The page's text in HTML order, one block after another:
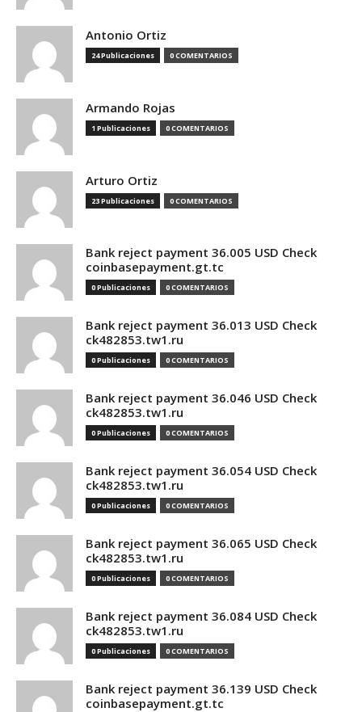
Antonio Ortiz
24 Publicaciones 0 COMENTARIOS
Armando Rojas
1 Publicaciones 0 COMENTARIOS
Arturo Ortiz
23 Publicaciones 0 COMENTARIOS
Bank reject payment 36.005 USD Check
coinbasepayment.gt.tc
0 Publicaciones 0 COMENTARIOS
Bank reject payment 36.013 USD Check
ck482853.tw1.ru
0 Publicaciones 0 COMENTARIOS
Bank reject payment 36.046 USD Check
ck482853.tw1.ru
0 Publicaciones 0 COMENTARIOS
Bank reject payment 36.054 USD Check
ck482853.tw1.ru
0 Publicaciones 0 COMENTARIOS
Bank reject payment 36.065 USD Check
ck482853.tw1.ru
0 Publicaciones 0 COMENTARIOS
Bank reject payment 36.084 USD Check
ck482853.tw1.ru
0 Publicaciones 0 COMENTARIOS
Bank reject payment 36.139 USD Check
coinbasepayment.gt.tc